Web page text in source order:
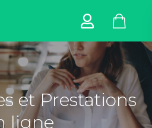
et Prestations
ligne